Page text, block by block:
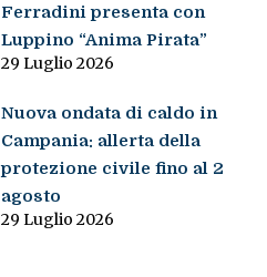
Ferradini presenta con
Luppino “Anima Pirata”
29 Luglio 2026
Nuova ondata di caldo in
Campania: allerta della
protezione civile fino al 2
agosto
29 Luglio 2026